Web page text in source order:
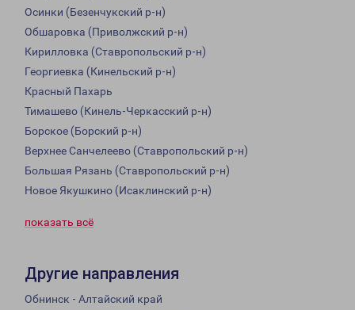
Осинки (Безенчукский р-н)
Обшаровка (Приволжский р-н)
Кирилловка (Ставропольский р-н)
Георгиевка (Кинельский р-н)
Красный Пахарь
Тимашево (Кинель-Черкасский р-н)
Борское (Борский р-н)
Верхнее Санчелеево (Ставропольский р-н)
Большая Рязань (Ставропольский р-н)
Новое Якушкино (Исаклинский р-н)
показать всё
Другие направления
Обнинск - Алтайский край